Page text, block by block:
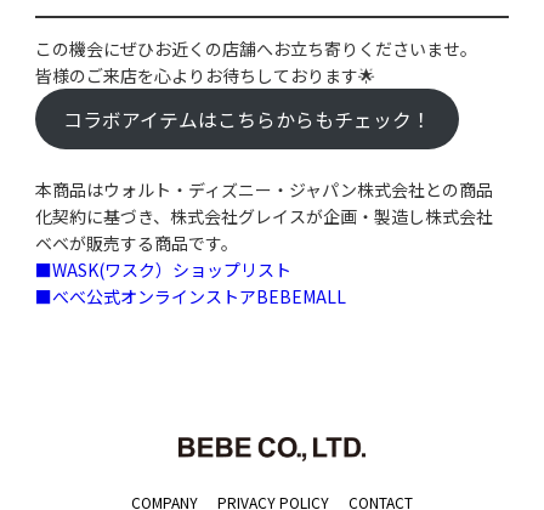
この機会にぜひお近くの店舗へお立ち寄りくださいませ。
皆様のご来店を心よりお待ちしております🌟
コラボアイテムはこちらからもチェック！
本商品はウォルト‧ディズニー‧ジャパン株式会社との商品
化契約に基づき、株式会社グレイスが企画‧製造し株式会社
ベベが販売する商品です。
■WASK(ワスク）ショップリスト
■べべ公式オンラインストアBEBEMALL
COMPANY PRIVACY POLICY CONTACT